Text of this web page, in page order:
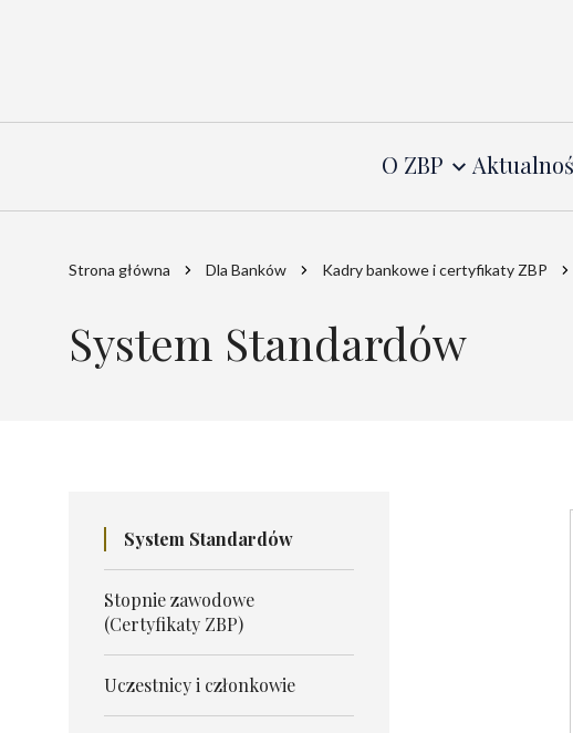
O ZBP
Strona główna Dla Banków Kadry bankowe i certyfikaty ZBP
System Standardów
System Standardów
Stopnie zawodowe
(Certyfikaty ZBP)
Uczestnicy i członkowie